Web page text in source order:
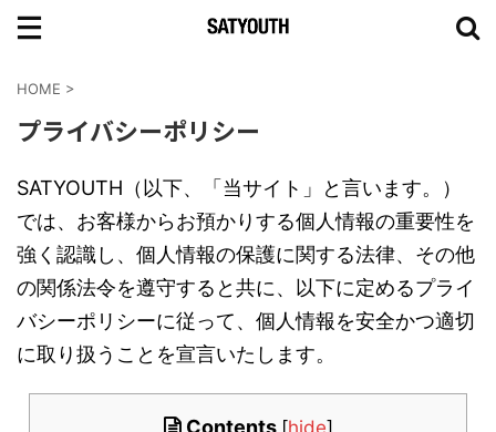
HOME >
プライバシーポリシー
SATYOUTH（以下、「当サイト」と言います。）
では、お客様からお預かりする個人情報の重要性を
強く認識し、個人情報の保護に関する法律、その他
の関係法令を遵守すると共に、以下に定めるプライ
バシーポリシーに従って、個人情報を安全かつ適切
に取り扱うことを宣言いたします。
Contents [hide]